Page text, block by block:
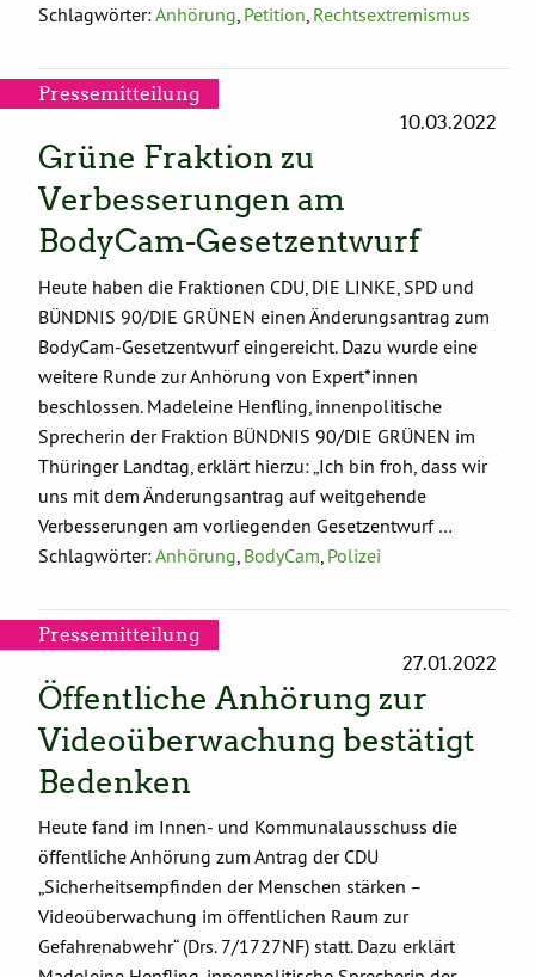
Schlagwörter:Anhörung, Petition, Rechtsextremismus
Pressemitteilung
10.03.2022
Grüne Fraktion zu
Verbesserungen am
BodyCam-Gesetzentwurf
Heute haben die Fraktionen CDU, DIE LINKE, SPD und
BÜNDNIS 90/DIE GRÜNEN einen Änderungsantrag zum
BodyCam-Gesetzentwurf eingereicht. Dazu wurde eine
weitere Runde zur Anhörung von Expert*innen
beschlossen. Madeleine Henfling, innenpolitische
Sprecherin der Fraktion BÜNDNIS 90/DIE GRÜNEN im
Thüringer Landtag, erklärt hierzu: „Ich bin froh, dass wir
uns mit dem Änderungsantrag auf weitgehende
Verbesserungen am vorliegenden Gesetzentwurf …
Schlagwörter:Anhörung BodyCam Polizei
Pressemitteilung
27.01.2022
Öffentliche Anhörung zur
Videoüberwachung bestätigt
Bedenken
Heute fand im Innen- und Kommunalausschuss die
öffentliche Anhörung zum Antrag der CDU
„Sicherheitsempfinden der Menschen stärken –
Videoüberwachung im öffentlichen Raum zur
Gefahrenabwehr“ (Drs. 7/1727NF) statt. Dazu erklärt